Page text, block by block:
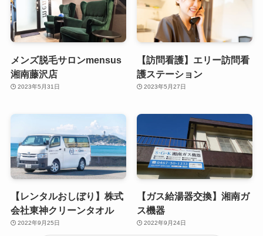
メンズ脱毛サロンmensus
湘南藤沢店
2023年5月31日
【訪問看護】エリー訪問看
護ステーション
2023年5月27日
【レンタルおしぼり】株式
会社東神クリーンタオル
2022年9月25日
【ガス給湯器交換】湘南ガ
ス機器
2022年9月24日